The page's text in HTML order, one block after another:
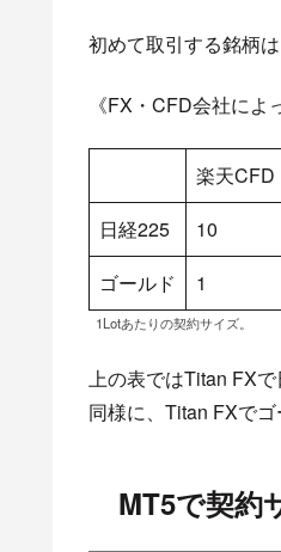
初めて取引する銘柄
《FX・CFD会社によ
楽天CFD
日経225
10
ゴールド
1
1Lotあたりの契約サイズ。
上の表ではTitan FX
同様に、Titan FXで
MT5で契約